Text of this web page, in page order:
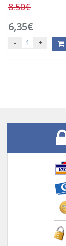
8.50€
6,35€
- +